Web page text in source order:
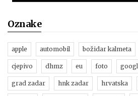
Oznake
apple automobil božidar kalmeta
cjepivo dhmz eu foto
grad zadar hnk zadar hrvatska